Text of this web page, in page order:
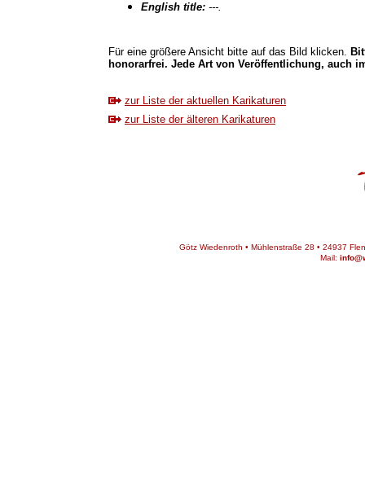
English title: ---.
Für eine größere Ansicht bitte auf das Bild klicken.
honorarfrei. Jede Art von Veröffentlichung, auch
zur Liste der aktuellen Karikaturen
zur Liste der älteren Karikaturen
Götz Wiedenroth • Mühlenstraße 28 • 24937
Mail: